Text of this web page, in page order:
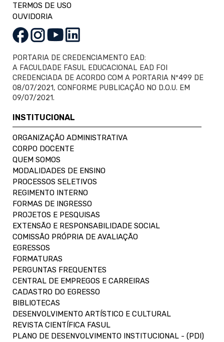
TERMOS DE USO
OUVIDORIA
PORTARIA DE CREDENCIAMENTO EAD:
A FACULDADE FASUL EDUCACIONAL EAD FOI
CREDENCIADA DE ACORDO COM A PORTARIA Nº499 DE
08/07/2021, CONFORME PUBLICAÇÃO NO D.O.U. EM
09/07/2021.
INSTITUCIONAL
ORGANIZAÇÃO ADMINISTRATIVA
CORPO DOCENTE
QUEM SOMOS
MODALIDADES DE ENSINO
PROCESSOS SELETIVOS
REGIMENTO INTERNO
FORMAS DE INGRESSO
PROJETOS E PESQUISAS
EXTENSÃO E RESPONSABILIDADE SOCIAL
COMISSÃO PRÓPRIA DE AVALIAÇÃO
EGRESSOS
FORMATURAS
PERGUNTAS FREQUENTES
CENTRAL DE EMPREGOS E CARREIRAS
CADASTRO DO EGRESSO
BIBLIOTECAS
DESENVOLVIMENTO ARTÍSTICO E CULTURAL
REVISTA CIENTÍFICA FASUL
PLANO DE DESENVOLVIMENTO INSTITUCIONAL - (PDI)